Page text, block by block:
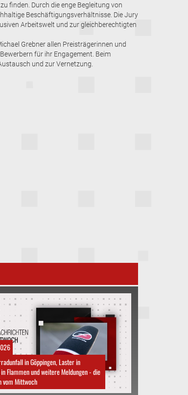
finden. Durch die enge Begleitung von
Beschäftigungsverhältnisse. Die Jury
Arbeitswelt und zur gleichberechtigten
Grebner allen Preisträgerinnen und
für ihr Engagement. Beim
und zur Vernetzung.
in Göppingen, Laster in
Flammen und weitere Meldungen - die
vom Mittwoch